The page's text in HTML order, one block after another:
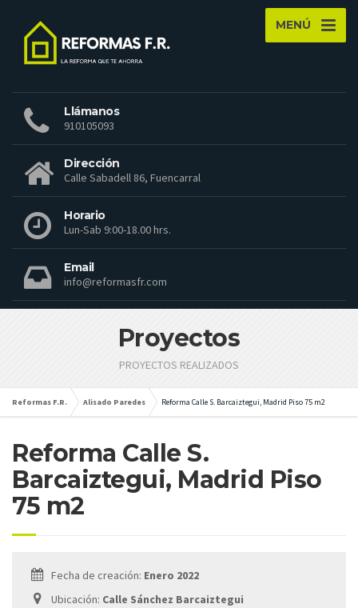
MENÚ
Llámanos
910105093
Dirección
Calle Sabadell 86, Fuencarral
Horario
Lun-Sab 9:00-18.00 hrs.
Email
info@reformasfr.com
Proyectos
PROYECTOS REALIZADOS
Reformas F.R. Alisado Paredes Reforma Calle S. Barcaiztegui, Madrid Piso 75 m2
Reforma Calle S.
Barcaiztegui, Madrid Piso
75 m2
Fecha de creación: Enero 2022
Ubicación: Calle Sánchez Barcaiztegui